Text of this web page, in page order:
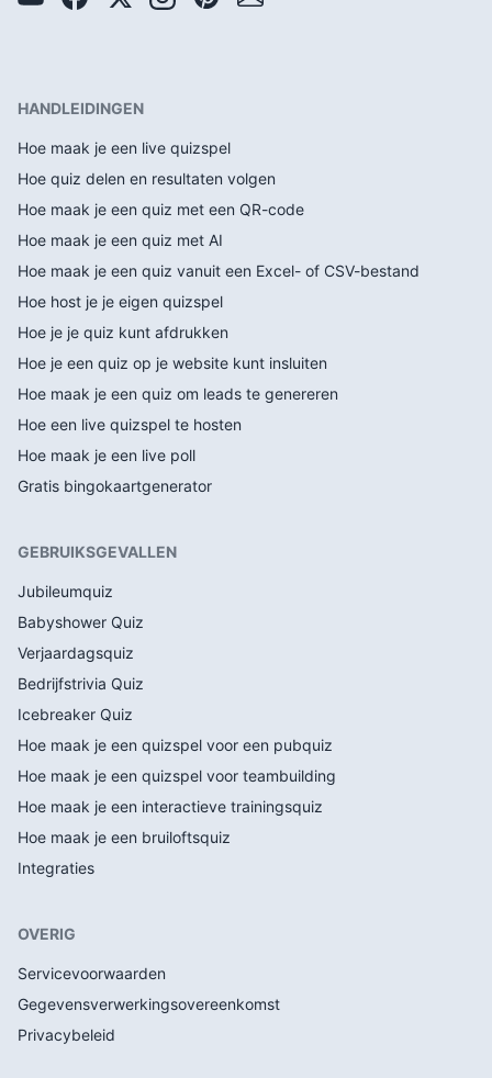
HANDLEIDINGEN
Hoe maak je een live quizspel
Hoe quiz delen en resultaten volgen
Hoe maak je een quiz met een QR-code
Hoe maak je een quiz met AI
Hoe maak je een quiz vanuit een Excel- of CSV-bestand
Hoe host je je eigen quizspel
Hoe je je quiz kunt afdrukken
Hoe je een quiz op je website kunt insluiten
Hoe maak je een quiz om leads te genereren
Hoe een live quizspel te hosten
Hoe maak je een live poll
Gratis bingokaartgenerator
GEBRUIKSGEVALLEN
Jubileumquiz
Babyshower Quiz
Verjaardagsquiz
Bedrijfstrivia Quiz
Icebreaker Quiz
Hoe maak je een quizspel voor een pubquiz
Hoe maak je een quizspel voor teambuilding
Hoe maak je een interactieve trainingsquiz
Hoe maak je een bruiloftsquiz
Integraties
OVERIG
Servicevoorwaarden
Gegevensverwerkingsovereenkomst
Privacybeleid